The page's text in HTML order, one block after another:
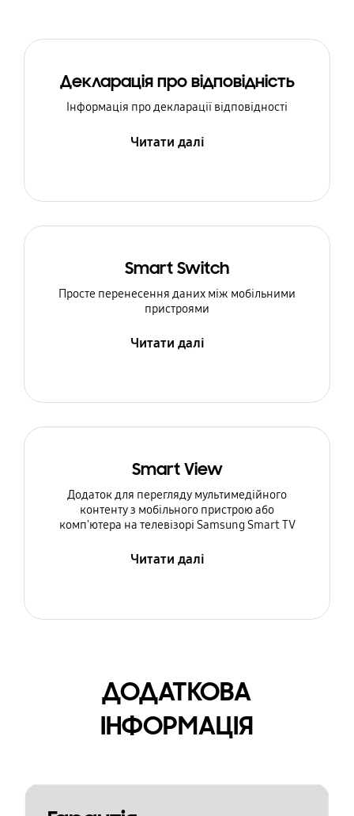
Декларація про відповідність
Інформація про декларації відповідності
Читати далі
Smart Switch
Просте перенесення даних між мобільними
пристроями
Читати далі
Smart View
Додаток для перегляду мультимедійного
контенту з мобільного пристрою або
комп'ютера на телевізорі Samsung Smart TV
Читати далі
ДОДАТКОВА
ІНФОРМАЦІЯ